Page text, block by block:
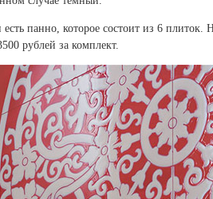
панно, которое состоит из 6
рублей за комплект.